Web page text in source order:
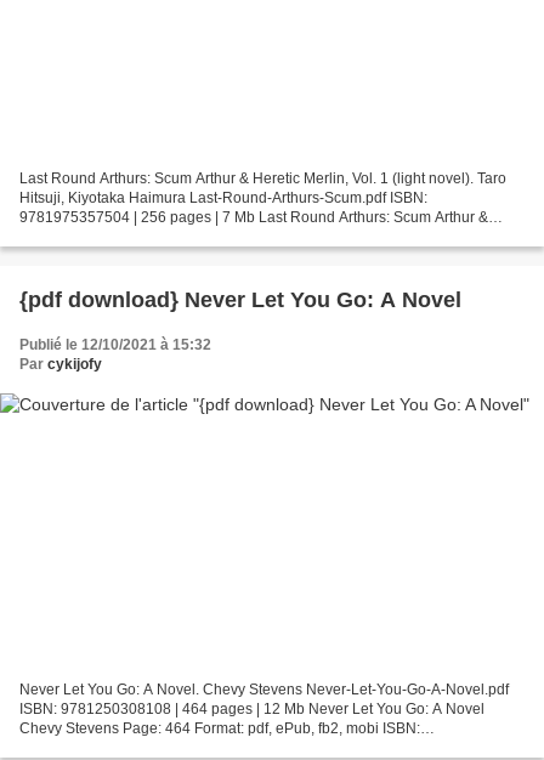
Last Round Arthurs: Scum Arthur & Heretic Merlin, Vol. 1 (light novel). Taro
Hitsuji, Kiyotaka Haimura Last-Round-Arthurs-Scum.pdf ISBN:
9781975357504 | 256 pages | 7 Mb Last Round Arthurs: Scum Arthur &
{pdf download} Never Let You Go: A Novel
Publié le 12/10/2021 à 15:32
Par cykijofy
Never Let You Go: A Novel. Chevy Stevens Never-Let-You-Go-A-Novel.pdf
ISBN: 9781250308108 | 464 pages | 12 Mb Never Let You Go: A Novel
Chevy Stevens Page: 464 Format: pdf, ePub, fb2, mobi ISBN: